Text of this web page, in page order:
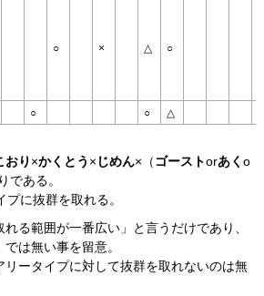
○ × △ ○
○ ○ △
おり ×かくとう × じめん×（ ゴーストorあくo
である。
に抜群を取れる。
る範囲が一番広い」と言うだけであり、
では無い事を留意。
リータイプに対して抜群を取れないのは無